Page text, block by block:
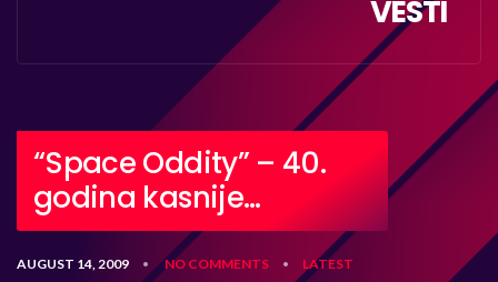
VESTI
“Space Oddity” – 40.
godina kasnije…
AUGUST 14, 2009 • NO COMMENTS • LATEST